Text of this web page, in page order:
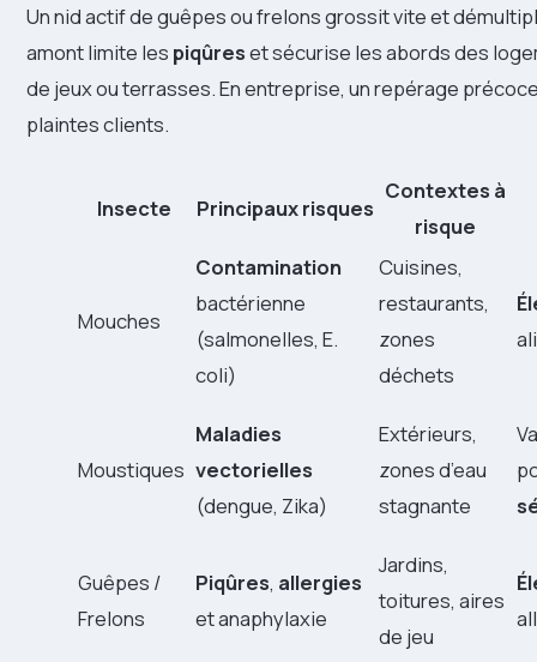
Un nid actif de guêpes ou frelons grossit vite et
amont limite les piqûreset sécurise les abords des
de jeux ou terrasses. En entreprise, un repérage
plaintes clients.
Insecte Principaux risques
Contextes à
risque
Mouches
Contamination
bactérienne
(salmonelles, E.
coli)
Cuisines,
restaurants,
zones
déchets
Moustiques
Maladies
vectorielles
(dengue, Zika)
Extérieurs,
zones d’eau
stagnante
Guêpes /
Frelons
Piqûres, allergies
et anaphylaxie
Jardins,
toitures, aires
de jeu